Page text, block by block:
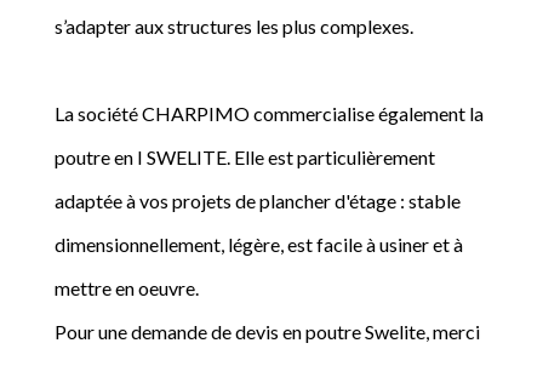
s’adapter aux structures les plus complexes.
La société CHARPIMO commercialise également la
poutre en I SWELITE. Elle est particulièrement
adaptée à vos projets de plancher d'étage : stable
dimensionnellement, légère, est facile à usiner et à
mettre en oeuvre.
Pour une demande de devis en poutre Swelite, merci